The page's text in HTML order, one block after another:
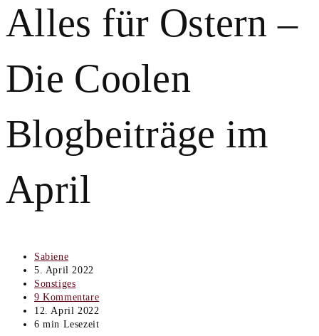
Alles für Ostern –
Die Coolen
Blogbeiträge im
April
Beitrags-
Autor:
Sabiene
Beitrag
veröffentlicht:
5. April 2022
Beitrags-
Kategorie:
Sonstiges
Beitrags-
Kommentare:
9 Kommentare
Beitrag
zuletzt
12. April 2022
Lesedauer:
6 min Lesezeit